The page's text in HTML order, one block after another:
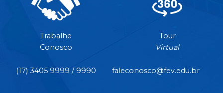
Trabalhe
Conosco
Tour
Virtual
(17) 3405 9999 / 9990 faleconosco@fev.edu.br